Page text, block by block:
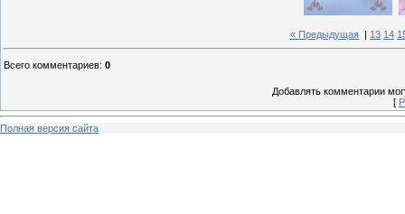
« Предыдущая 13 14
Всего комментариев: 0
Добавлять комментарии
[
Полная версия сайта